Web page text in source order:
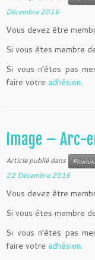
Décembre 2016
Vous devez être
Si vous êtes membre
Si vous n’êtes pas
faire votre adhésion.
Image – Arc-
Article publié dans
22 Décembre 2016
Vous devez être
Si vous êtes membre
Si vous n’êtes pas
faire votre adhésion.